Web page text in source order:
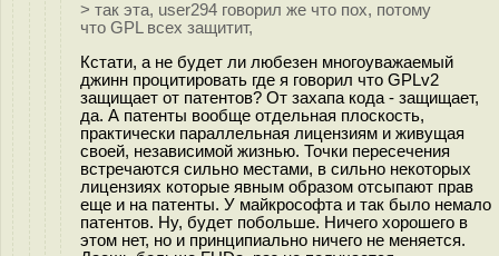
> так эта, user294 говорил же что пох, потому
что GPL всех защитит,
Кстати, а не будет ли любезен многоуважаемый
джинн процитировать где я говорил что GPLv2
защищает от патентов? От захапа кода - защищает,
да. А патенты вообще отдельная плоскость,
практически параллельная лицензиям и живущая
своей, независимой жизнью. Точки пересечения
встречаются сильно местами, в сильно некоторых
лицензиях которые явным образом отсыпают прав
еще и на патенты. У майкрософта и так было немало
патентов. Ну, будет побольше. Ничего хорошего в
этом нет, но и принципиально ничего не меняется.